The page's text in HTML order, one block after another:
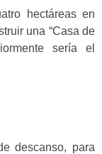
hectáreas en
una “Casa de
sería el
descanso, para